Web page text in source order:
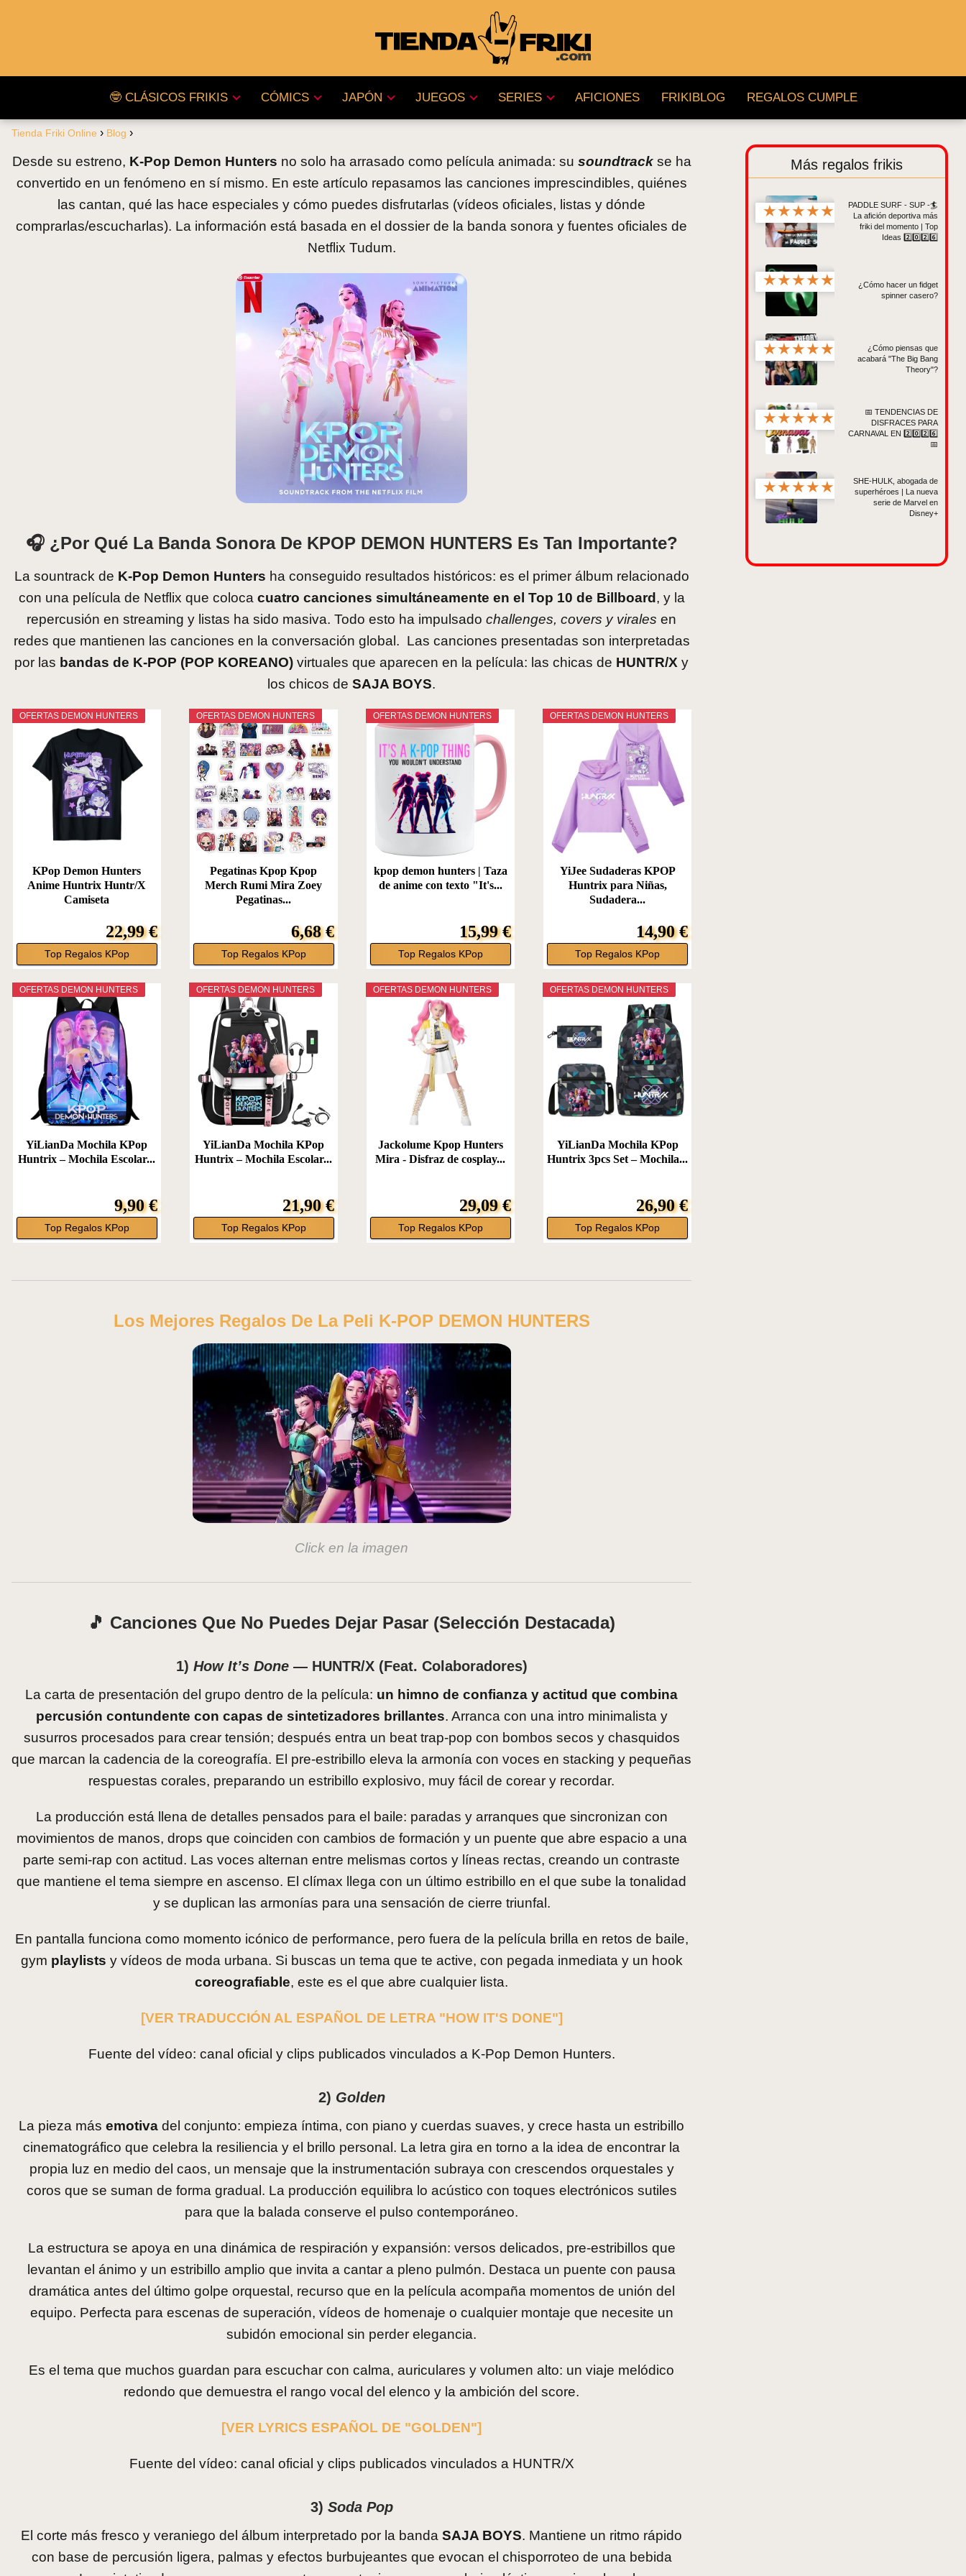
🤓 CLÁSICOS FRIKIS CÓMICS JAPÓN JUEGOS SERIES AFICIONES FRIKIBLOG REGALOS CUMPLE
Tienda Friki Online Blog
Desde su estreno, K-Pop Demon Hunters no solo ha arrasado como película animada: su soundtrack se ha
convertido en un fenómeno en sí mismo. En este artículo repasamos las canciones imprescindibles, quiénes
las cantan, qué las hace especiales y cómo puedes disfrutarlas (vídeos oficiales, listas y dónde
comprarlas/escucharlas). La información está basada en el dossier de la banda sonora y fuentes oficiales de
Netflix Tudum.
🎧 ¿Por Qué La Banda Sonora De KPOP DEMON HUNTERS Es Tan Importante?
La sountrack de K-Pop Demon Hunters ha conseguido resultados históricos: es el primer álbum relacionado
con una película de Netflix que coloca cuatro canciones simultáneamente en el Top 10 de Billboard , y la
repercusión en streaming y listas ha sido masiva. Todo esto ha impulsadochallenges, covers y virales en
redes que mantienen las canciones en la conversación global. Las canciones presentadas son interpretadas
por las bandas de K-POP (POP KOREANO) virtuales que aparecen en la película: las chicas de HUNTR/X y
los chicos deSAJA BOYS.
OFERTAS DEMON HUNTERS
KPop Demon Hunters
Anime Huntrix Huntr/X
Camiseta
22,99 €
Top Regalos KPop
OFERTAS DEMON HUNTERS
Pegatinas Kpop Kpop
Merch Rumi Mira Zoey
Pegatinas...
6,68 €
Top Regalos KPop
OFERTAS DEMON HUNTERS
kpop demon hunters | Taza
de anime con texto "It's...
15,99 €
Top Regalos KPop
OFERTAS DEMON HUNTERS
YiJee Sudaderas KPOP
Huntrix para Niñas,
Sudadera...
14,90 €
Top Regalos KPop
OFERTAS DEMON HUNTERS
YiLianDa Mochila KPop
Huntrix – Mochila Escolar...
9,90 €
Top Regalos KPop
OFERTAS DEMON HUNTERS
YiLianDa Mochila KPop
Huntrix – Mochila Escolar...
21,90 €
Top Regalos KPop
OFERTAS DEMON HUNTERS
Jackolume Kpop Hunters
Mira - Disfraz de cosplay...
29,09 €
Top Regalos KPop
OFERTAS DEMON HUNTERS
YiLianDa Mochila KPop
Huntrix 3pcs Set – Mochila...
26,90 €
Top Regalos KPop
Los Mejores Regalos De La Peli K-POP DEMON HUNTERS
Click en la imagen
🎵 Canciones Que No Puedes Dejar Pasar (selección Destacada)
1) How It’s Done— HUNTR/X (feat. Colaboradores)
La carta de presentación del grupo dentro de la película: un himno de confianza y actitud que combina
percusión contundente con capas de sintetizadores brillantes. Arranca con una intro minimalista y
susurros procesados para crear tensión; después entra un beat trap-pop con bombos secos y chasquidos
que marcan la cadencia de la coreografía. El pre-estribillo eleva la armonía con voces en stacking y pequeñas
respuestas corales, preparando un estribillo explosivo, muy fácil de corear y recordar.
La producción está llena de detalles pensados para el baile: paradas y arranques que sincronizan con
movimientos de manos, drops que coinciden con cambios de formación y un puente que abre espacio a una
parte semi-rap con actitud. Las voces alternan entre melismas cortos y líneas rectas, creando un contraste
que mantiene el tema siempre en ascenso. El clímax llega con un último estribillo en el que sube la tonalidad
y se duplican las armonías para una sensación de cierre triunfal.
En pantalla funciona como momento icónico de performance, pero fuera de la película brilla en retos de baile,
gym playlists y vídeos de moda urbana. Si buscas un tema que te active, con pegada inmediata y un hook
coreografiable, este es el que abre cualquier lista.
[VER TRADUCCIÓN AL ESPAÑOL DE LETRA "HOW IT'S DONE"]
Fuente del vídeo: canal oficial y clips publicados vinculados a K-Pop Demon Hunters.
2) Golden
La pieza másemotiva del conjunto: empieza íntima, con piano y cuerdas suaves, y crece hasta un estribillo
cinematográfico que celebra la resiliencia y el brillo personal. La letra gira en torno a la idea de encontrar la
propia luz en medio del caos, un mensaje que la instrumentación subraya con crescendos orquestales y
coros que se suman de forma gradual. La producción equilibra lo acústico con toques electrónicos sutiles
para que la balada conserve el pulso contemporáneo.
La estructura se apoya en una dinámica de respiración y expansión: versos delicados, pre-estribillos que
levantan el ánimo y un estribillo amplio que invita a cantar a pleno pulmón. Destaca un puente con pausa
dramática antes del último golpe orquestal, recurso que en la película acompaña momentos de unión del
equipo. Perfecta para escenas de superación, vídeos de homenaje o cualquier montaje que necesite un
subidón emocional sin perder elegancia.
Es el tema que muchos guardan para escuchar con calma, auriculares y volumen alto: un viaje melódico
redondo que demuestra el rango vocal del elenco y la ambición del score.
[VER LYRICS ESPAÑOL DE "GOLDEN"]
Fuente del vídeo: canal oficial y clips publicados vinculados a HUNTR/X
3) Soda Pop
El corte más fresco y veraniego del álbum interpretado por la bandaSAJA BOYS. Mantiene un ritmo rápido
con base de percusión ligera, palmas y efectos burbujeantes que evocan el chisporroteo de una bebida
Más regalos frikis
★★★★★
PADDLE SURF - SUP -🏄
La afición deportiva más
friki del momento | Top
Ideas 2️⃣0️⃣2️⃣6️⃣
★★★★★
¿Cómo hacer un fidget
spinner casero?
★★★★★
¿Cómo piensas que
acabará "The Big Bang
Theory"?
★★★★★
📅 TENDENCIAS DE
DISFRACES PARA
CARNAVAL EN 2️⃣0️⃣2️⃣6️⃣
📅
★★★★★
SHE-HULK, abogada de
superhéroes | La nueva
serie de Marvel en
Disney+